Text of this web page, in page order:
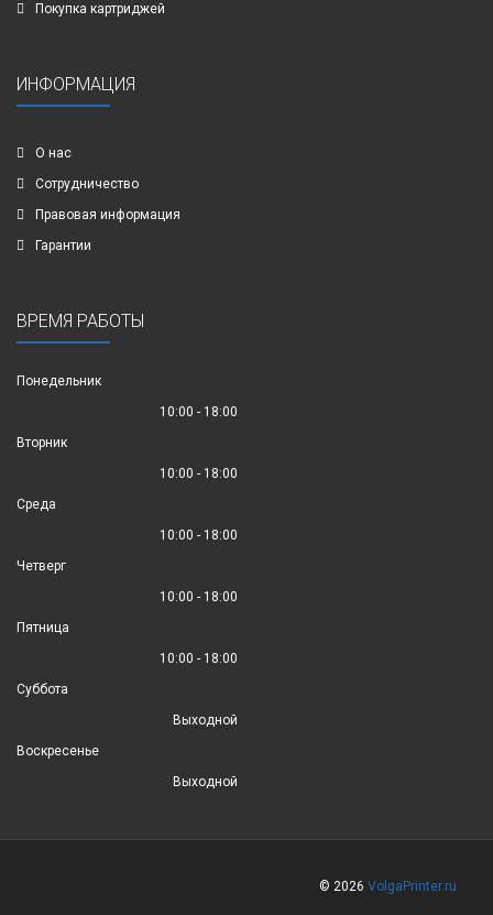
Покупка картриджей
ИНФОРМАЦИЯ
О нас
Сотрудничество
Правовая информация
Гарантии
ВРЕМЯ РАБОТЫ
Понедельник
10:00 - 18:00
Вторник
10:00 - 18:00
Среда
10:00 - 18:00
Четверг
10:00 - 18:00
Пятница
10:00 - 18:00
Суббота
Выходной
Воскресенье
Выходной
© 2026 VolgaPrinter.ru